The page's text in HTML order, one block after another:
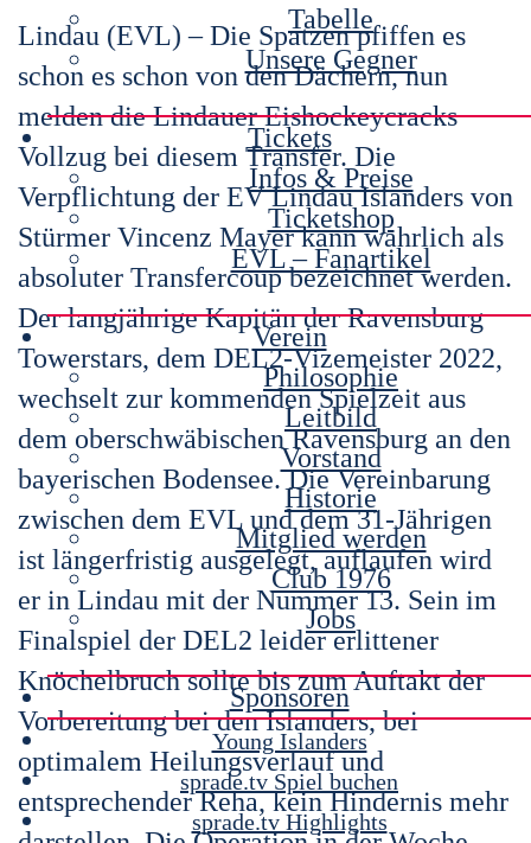
Tabelle
Unsere Gegner
Tickets
Infos & Preise
Ticketshop
EVL – Fanartikel
Verein
Philosophie
Leitbild
Vorstand
Historie
Mitglied werden
Club 1976
Jobs
Sponsoren
Young Islanders
sprade.tv Spiel buchen
sprade.tv Highlights
Lindau (EVL) – Die Spatzen pfiffen es
schon es schon von den Dächern, nun
melden die Lindauer Eishockeycracks
Vollzug bei diesem Transfer. Die
Verpflichtung der EV Lindau Islanders von
Stürmer Vincenz Mayer kann wahrlich als
absoluter Transfercoup bezeichnet werden.
Der langjährige Kapitän der Ravensburg
Towerstars, dem DEL2-Vizemeister 2022,
wechselt zur kommenden Spielzeit aus
dem oberschwäbischen Ravensburg an den
bayerischen Bodensee. Die Vereinbarung
zwischen dem EVL und dem 31-Jährigen
ist längerfristig ausgelegt, auflaufen wird
er in Lindau mit der Nummer 13. Sein im
Finalspiel der DEL2 leider erlittener
Knöchelbruch sollte bis zum Auftakt der
Vorbereitung bei den Islanders, bei
optimalem Heilungsverlauf und
entsprechender Reha, kein Hindernis mehr